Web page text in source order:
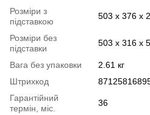
Розміри з
підставкою
503 x 376 x
Розміри без
підставки
503 x 316 x
Вага без упаковки
2.61 кг
Штрихкод
Гарантійний
термін, міс.
36